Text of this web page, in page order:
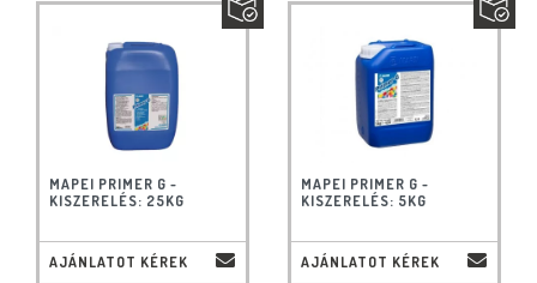
MAPEI PRIMER G -
KISZERELÉS: 25KG
AJÁNLATOT KÉREK
MAPEI PRIMER G -
KISZERELÉS: 5KG
AJÁNLATOT KÉREK